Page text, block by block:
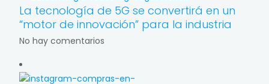
La tecnología de 5G se convertirá en un
“motor de innovación” para la industria
No hay comentarios